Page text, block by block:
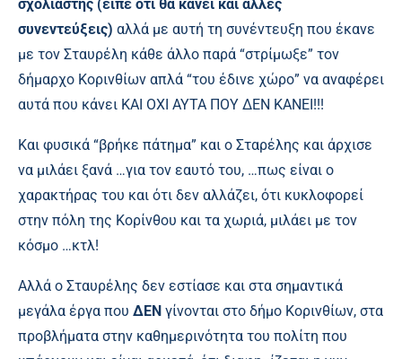
σχολιαστής (είπε ότι θα κάνει και άλλες
συνεντεύξεις) αλλά με αυτή τη συνέντευξη που έκανε
με τον Σταυρέλη κάθε άλλο παρά “στρίμωξε” τον
δήμαρχο Κορινθίων απλά “του έδινε χώρο” να αναφέρει
αυτά που κάνει ΚΑΙ ΟΧΙ ΑΥΤΑ ΠΟΥ ΔΕΝ ΚΑΝΕΙ!!!
Και φυσικά “βρήκε πάτημα” και ο Σταρέλης και άρχισε
να μιλάει ξανά …για τον εαυτό του, …πως είναι ο
χαρακτήρας του και ότι δεν αλλάζει, ότι κυκλοφορεί
στην πόλη της Κορίνθου και τα χωριά, μιλάει με τον
κόσμο …κτλ!
Αλλά ο Σταυρέλης δεν εστίασε και στα σημαντικά
μεγάλα έργα που ΔΕΝ γίνονται στο δήμο Κορινθίων, στα
προβλήματα στην καθημερινότητα του πολίτη που